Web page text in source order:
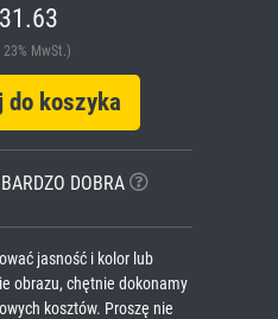
MwSt.)
koszyka
DOBRA
jasność i kolor lub
obrazu, chętnie dokonamy
kosztów. Proszę nie